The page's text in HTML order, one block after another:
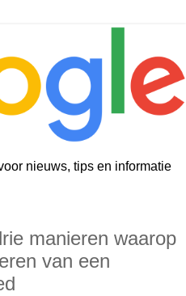
nieuws, tips en informatie
manieren waarop
van een